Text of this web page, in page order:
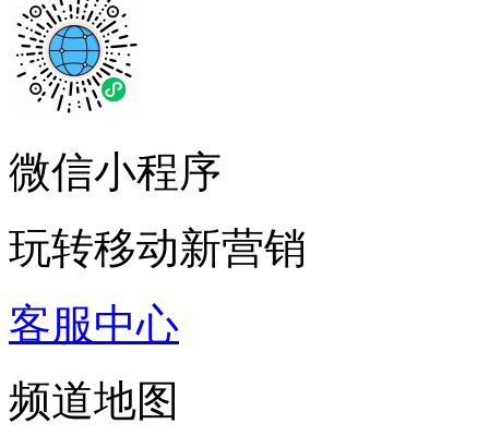
微信小程序
玩转移动新营销
客服中心
频道地图